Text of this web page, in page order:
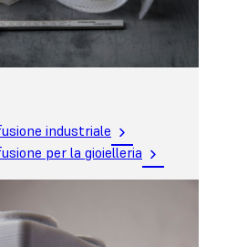
industriale
per la gioielleria